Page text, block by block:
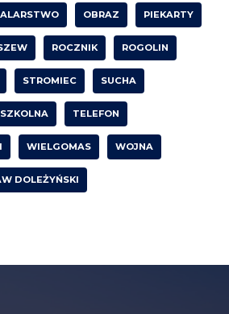
OBRAZ PIEKARTY
ROCZNIK ROGOLIN
STROMIEC SUCHA
TELEFON
WIELGOMAS WOJNA
DOLEŻYŃSKI